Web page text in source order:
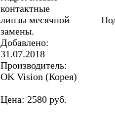
контактные
линзы месячной
замены.
Добавлено:
31.07.2018
Производитель:
OK Vision (Корея)
Цена: 2580 руб.